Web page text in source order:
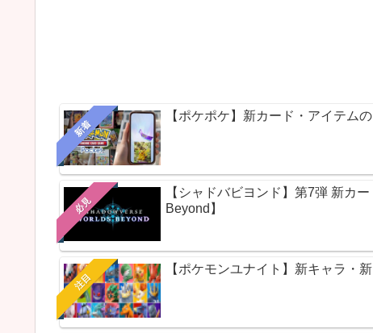
新着
【ポケポケ】新カード・アイテム
必見
【シャドバビヨンド】第7弾 新カ
Beyond】
注目
【ポケモンユナイト】新キャラ・